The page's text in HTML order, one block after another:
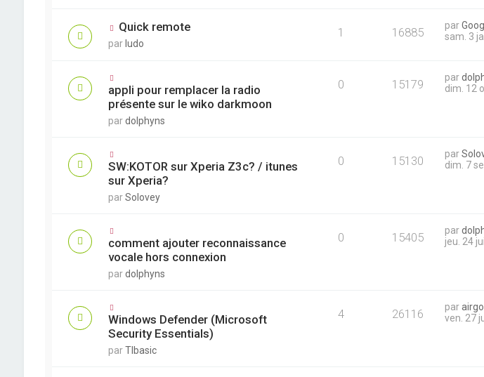
Quick remote
par ludo
1 16885 par
sam. 3
appli pour remplacer la radio
présente sur le wiko darkmoon
pardolphyns
0 15179 par
dim. 12
SW:KOTOR sur Xperia Z3c? / itunes
sur Xperia?
parSolovey
0 15130 par
dim. 7
comment ajouter reconnaissance
vocale hors connexion
pardolphyns
0 15405 par
jeu. 24
Windows Defender (Microsoft
Security Essentials)
parTIbasic
4 26116 par
ven. 27